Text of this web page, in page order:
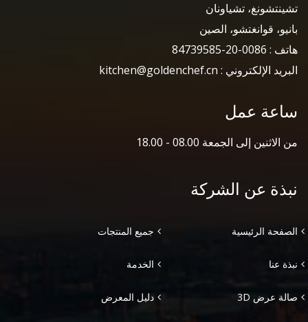
تشينتشونغ، تشياونان
بانيو، قوانغتشو، الصين
هاتف : 0086-20-84739585
البريد الإلكتروني : kitchen@goldenchef.cn
ساعة عمل
من الاثنين إلى الجمعة 08.00 - 18.00
نبذة عن الشركة
الصفحة الرئيسية جميع المنتجات
نبذة عنا الخدمة
صالة عرض 3D دليل المعرض